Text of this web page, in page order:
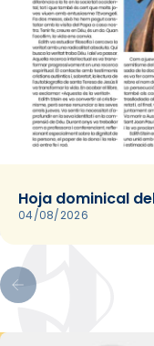
Hoja dominical
04/08/2026